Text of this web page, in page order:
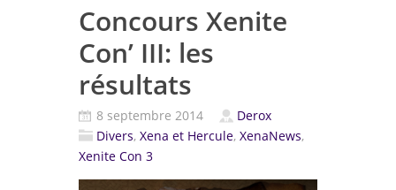
Concours Xenite
Con’ III: les
résultats
8 septembre 2014
Derox
Divers, Xena et Hercule, XenaNews,
Xenite Con 3